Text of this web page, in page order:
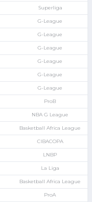
Superliga
G-League
G-League
G-League
G-League
G-League
G-League
ProB
NBA G League
Basketball Africa League
CIBACOPA
LNBP
La Liga
Basketball Africa League
ProA